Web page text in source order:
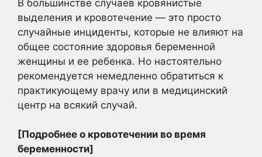
В большинстве случаев кровянистые
выделения и кровотечение — это просто
случайные инциденты, которые не влияют на
общее состояние здоровья беременной
женщины и ее ребенка. Но настоятельно
рекомендуется немедленно обратиться к
практикующему врачу или в медицинский
центр на всякий случай.
[Подробнее о кровотечении во время
беременности]